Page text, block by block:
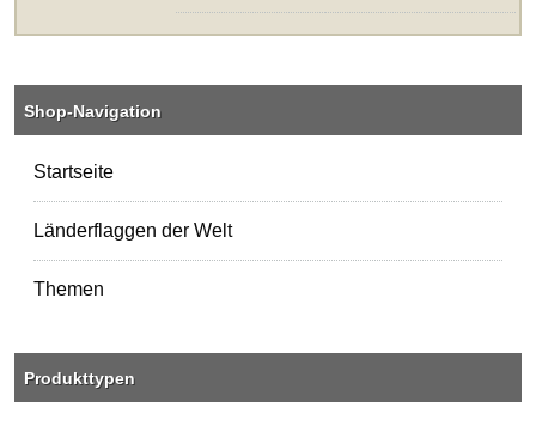
Shop-Navigation
Startseite
Länderflaggen der Welt
Themen
Produkttypen